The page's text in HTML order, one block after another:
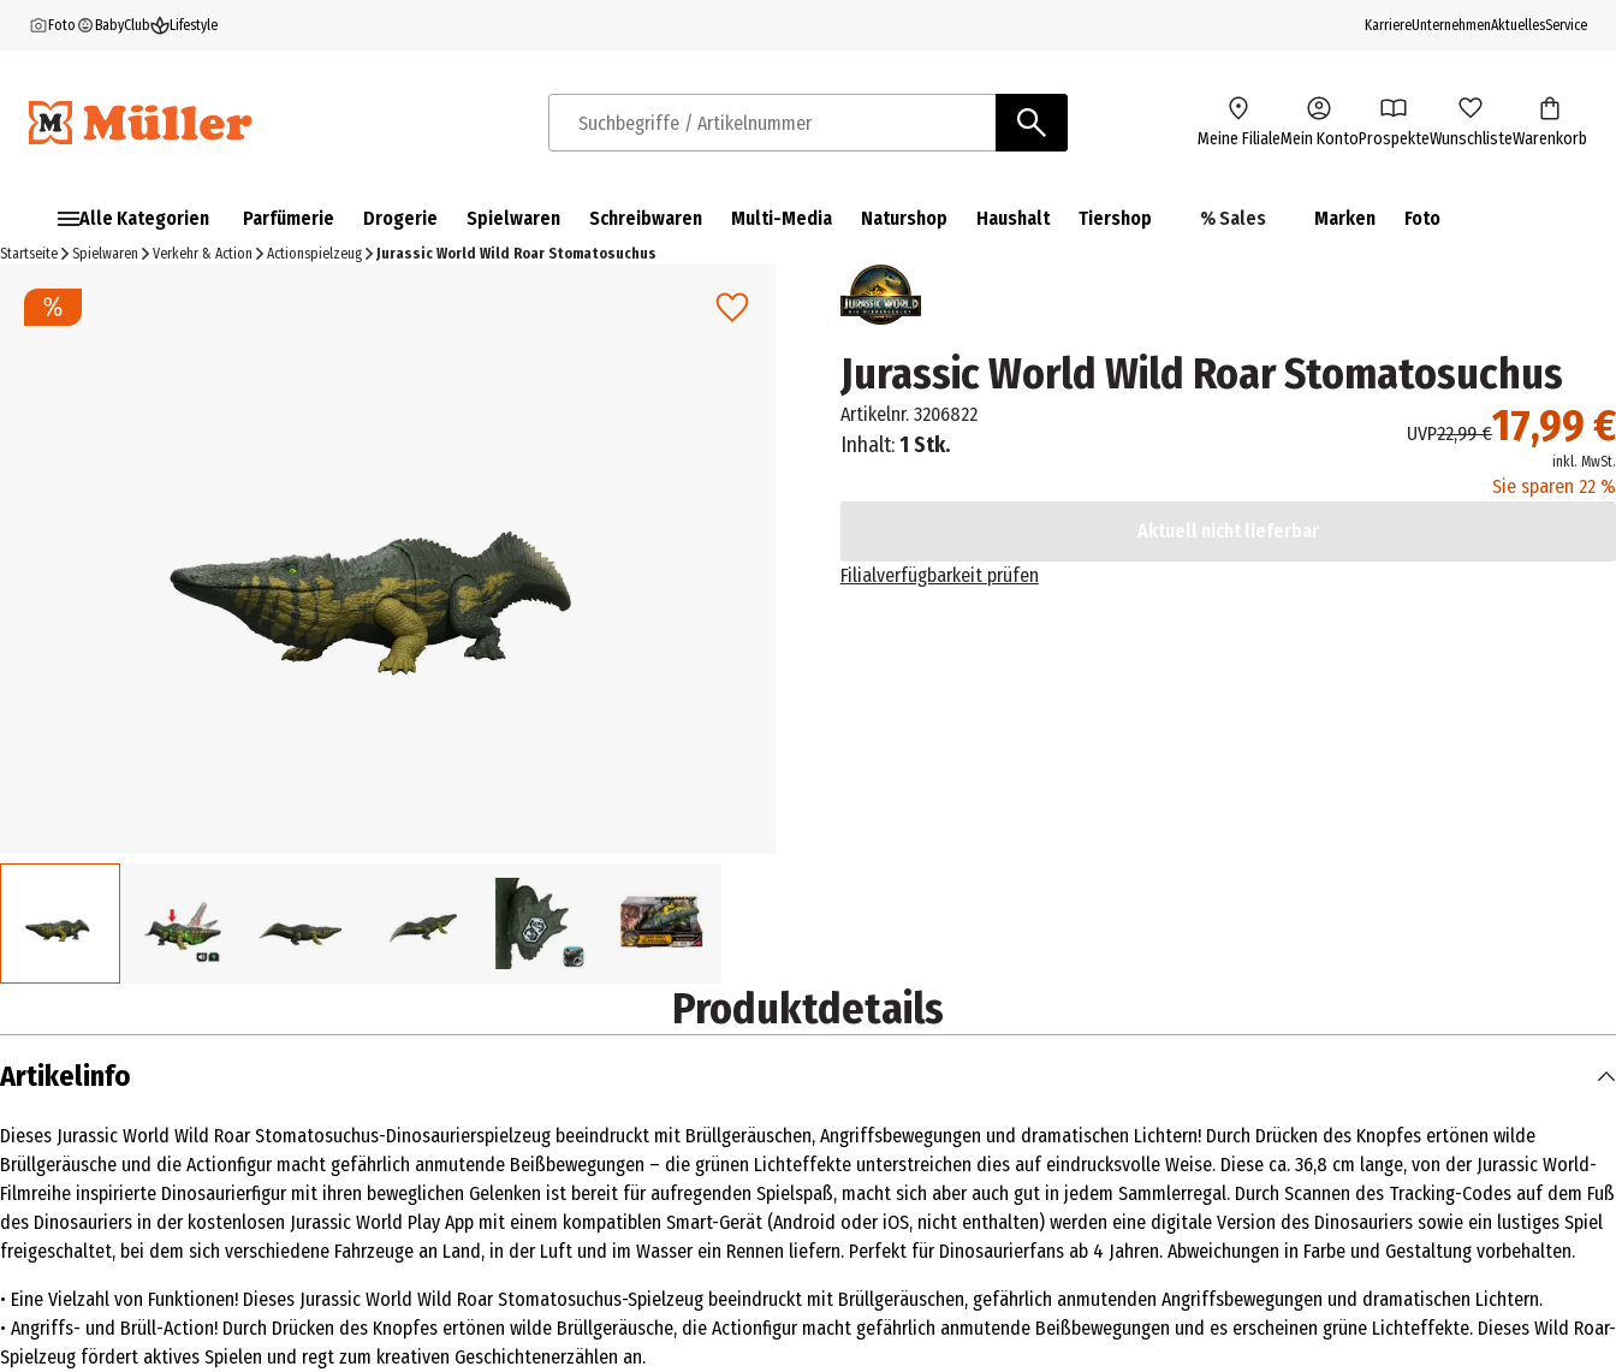
Foto BabyClub Lifestyle KarriereUnternehmenAktuellesService
Suchbegriffe / Artikelnummer Meine FilialeMein KontoProspekteWunschlisteWarenkorb
Alle Kategorien Parfümerie Drogerie Spielwaren Schreibwaren Multi-Media Naturshop Haushalt Tiershop % Sales Marken Foto
Startseite Spielwaren Verkehr & Action Actionspielzeug Jurassic World Wild Roar Stomatosuchus
Jurassic World Wild Roar Stomatosuchus
Artikelnr. 3206822
Inhalt:1 Stk. 17,99 €
UVP22,99 €
inkl. MwSt.
Sie sparen 22 %
Aktuell nicht lieferbar
Filialverfügbarkeit prüfen
Produktdetails
Artikelinfo
Dieses Jurassic World Wild Roar Stomatosuchus-Dinosaurierspielzeug beeindruckt mit Brüllgeräuschen, Angriffsbewegungen und dramatischen Lichtern! Durch Drücken des Knopfes ertönen wilde
Brüllgeräusche und die Actionfigur macht gefährlich anmutende Beißbewegungen – die grünen Lichteffekte unterstreichen dies auf eindrucksvolle Weise. Diese ca. 36,8 cm lange, von der Jurassic World-
Filmreihe inspirierte Dinosaurierfigur mit ihren beweglichen Gelenken ist bereit für aufregenden Spielspaß, macht sich aber auch gut in jedem Sammlerregal. Durch Scannen des Tracking-Codes auf dem Fuß
des Dinosauriers in der kostenlosen Jurassic World Play App mit einem kompatiblen Smart-Gerät (Android oder iOS, nicht enthalten) werden eine digitale Version des Dinosauriers sowie ein lustiges Spiel
freigeschaltet, bei dem sich verschiedene Fahrzeuge an Land, in der Luft und im Wasser ein Rennen liefern. Perfekt für Dinosaurierfans ab 4 Jahren. Abweichungen in Farbe und Gestaltung vorbehalten.
• Eine Vielzahl von Funktionen! Dieses Jurassic World Wild Roar Stomatosuchus-Spielzeug beeindruckt mit Brüllgeräuschen, gefährlich anmutenden Angriffsbewegungen und dramatischen Lichtern.
• Angriffs- und Brüll-Action! Durch Drücken des Knopfes ertönen wilde Brüllgeräusche, die Actionfigur macht gefährlich anmutende Beißbewegungen und es erscheinen grüne Lichteffekte. Dieses Wild Roar-
Spielzeug fördert aktives Spielen und regt zum kreativen Geschichtenerzählen an.